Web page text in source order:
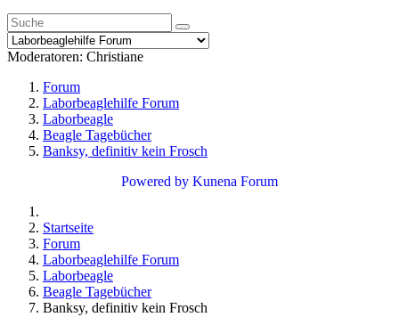
Moderatoren: Christiane
Forum
Laborbeaglehilfe Forum
Laborbeagle
Beagle Tagebücher
Banksy, definitiv kein Frosch
Powered by Kunena Forum
Startseite
Forum
Laborbeaglehilfe Forum
Laborbeagle
Beagle Tagebücher
Banksy, definitiv kein Frosch